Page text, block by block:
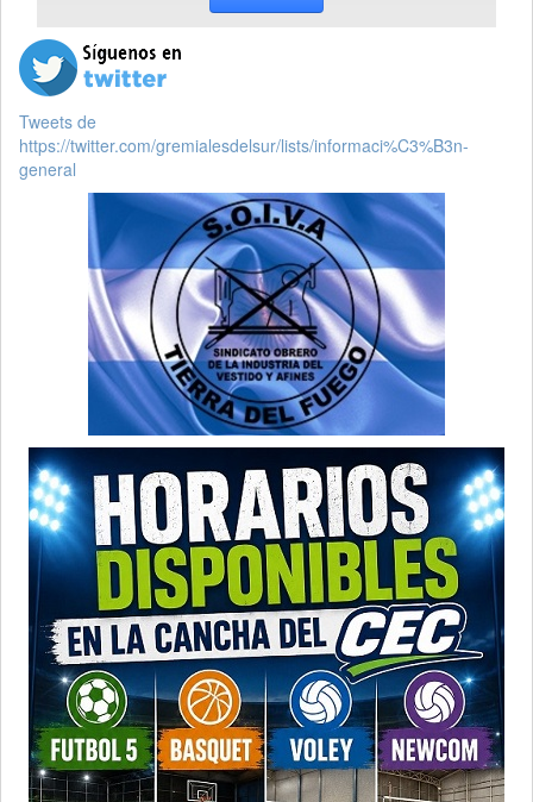
Tweets de
https://twitter.com/gremialesdelsur/lists/informaci%C3%B3n-
general